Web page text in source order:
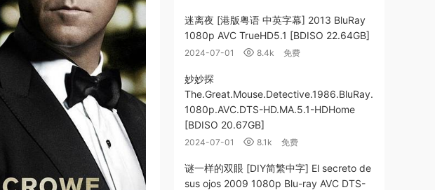
迷离夜 [港版粤语 中英字幕] 2013 BluRay
1080p AVC TrueHD5.1 [BDISO 22.64GB]
2024-07-01 8.4k 免费
妙妙探
The.Great.Mouse.Detective.1986.BluRay.
1080p.AVC.DTS-HD.MA.5.1-HDHome
[BDISO 20.67GB]
2024-07-01 8.1k 免费
谜一样的双眼 [DIY简繁中字] El secreto de
sus ojos 2009 1080p Blu-ray AVC DTS-